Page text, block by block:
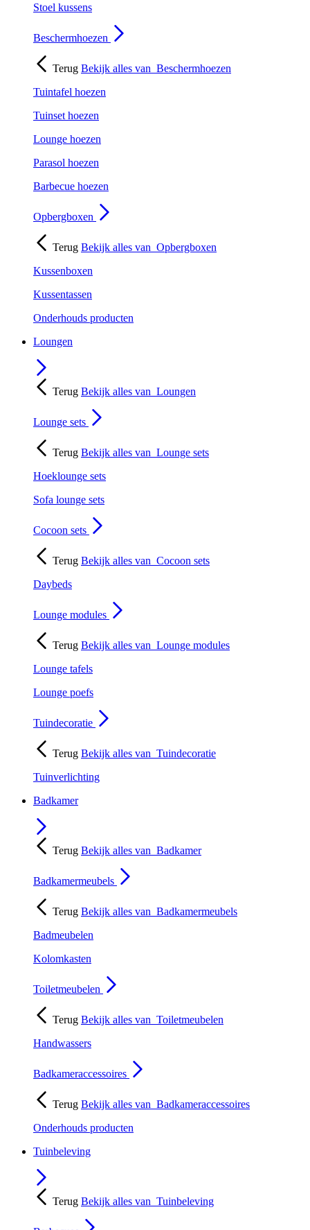
Stoel kussens
Beschermhoezen
Terug Bekijk alles van Beschermhoezen
Tuintafel hoezen
Tuinset hoezen
Lounge hoezen
Parasol hoezen
Barbecue hoezen
Opbergboxen
Terug Bekijk alles van Opbergboxen
Kussenboxen
Kussentassen
Onderhouds producten
Loungen
Terug Bekijk alles van Loungen
Lounge sets
Terug Bekijk alles van Lounge sets
Hoeklounge sets
Sofa lounge sets
Cocoon sets
Terug Bekijk alles van Cocoon sets
Daybeds
Lounge modules
Terug Bekijk alles van Lounge modules
Lounge tafels
Lounge poefs
Tuindecoratie
Terug Bekijk alles van Tuindecoratie
Tuinverlichting
Badkamer
Terug Bekijk alles van Badkamer
Badkamermeubels
Terug Bekijk alles van Badkamermeubels
Badmeubelen
Kolomkasten
Toiletmeubelen
Terug Bekijk alles van Toiletmeubelen
Handwassers
Badkameraccessoires
Terug Bekijk alles van Badkameraccessoires
Onderhouds producten
Tuinbeleving
Terug Bekijk alles van Tuinbeleving